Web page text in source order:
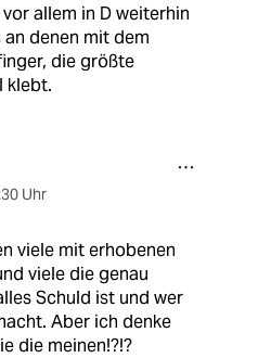
allem in D weiterhin
an denen mit dem
die größte
klebt.
Uhr
viele mit erhobenen
viele die genau
Schuld ist und wer
Aber ich denke
die meinen!?!?